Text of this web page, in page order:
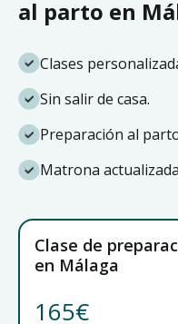
al parto en
Clases
Sin salir de casa.
Preparación al
Matrona
Clase de
en Málaga
165€